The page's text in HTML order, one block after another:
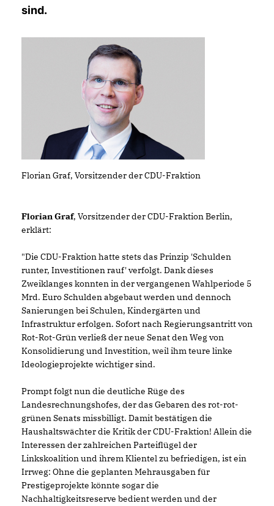
sind.
Florian Graf, Vorsitzender der CDU-Fraktion
Florian Graf, Vorsitzender der CDU-Fraktion Berlin,
erklärt:
"Die CDU-Fraktion hatte stets das Prinzip 'Schulden
runter, Investitionen rauf' verfolgt. Dank dieses
Zweiklanges konnten in der vergangenen Wahlperiode 5
Mrd. Euro Schulden abgebaut werden und dennoch
Sanierungen bei Schulen, Kindergärten und
Infrastruktur erfolgen. Sofort nach Regierungsantritt von
Rot-Rot-Grün verließ der neue Senat den Weg von
Konsolidierung und Investition, weil ihm teure linke
Ideologieprojekte wichtiger sind.
Prompt folgt nun die deutliche Rüge des
Landesrechnungshofes, der das Gebaren des rot-rot-
grünen Senats missbilligt. Damit bestätigen die
Haushaltswächter die Kritik der CDU-Fraktion! Allein die
Interessen der zahlreichen Parteiflügel der
Linkskoalition und ihrem Klientel zu befriedigen, ist ein
Irrweg: Ohne die geplanten Mehrausgaben für
Prestigeprojekte könnte sogar die
Nachhaltigkeitsreserve bedient werden und der